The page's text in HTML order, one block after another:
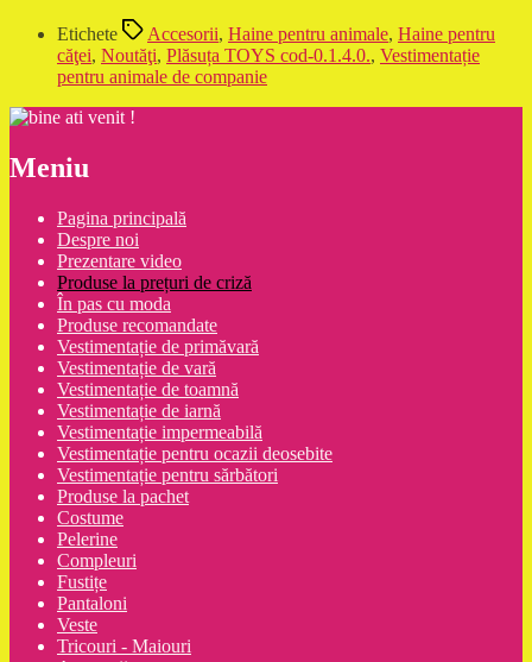
Etichete Accesorii, Haine pentru animale, Haine pentru
căţei, Noutăţi, Plăsuța TOYS cod-0.1.4.0., Vestimentație
pentru animale de companie
Meniu
Pagina principală
Despre noi
Prezentare video
Produse la prețuri de criză
În pas cu moda
Produse recomandate
Vestimentație de primăvară
Vestimentație de vară
Vestimentație de toamnă
Vestimentație de iarnă
Vestimentație impermeabilă
Vestimentație pentru ocazii deosebite
Vestimentație pentru sărbători
Produse la pachet
Costume
Pelerine
Compleuri
Fustițe
Pantaloni
Veste
Tricouri - Maiouri